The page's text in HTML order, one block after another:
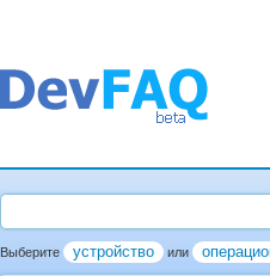
Выберите устройство или